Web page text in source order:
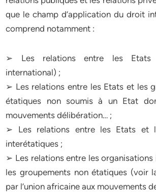
que le champ d’application du droit
comprend notamment :
➢ Les relations entre les Etats
international) ;
➢ Les relations entre les Etats et les
étatiques non soumis à un Etat
mouvements délibération… ;
➢ Les relations entre les Etats et
interétatiques ;
➢ Les relations entre les
les groupements non étatiques (voir
par l’union africaine aux mouvements